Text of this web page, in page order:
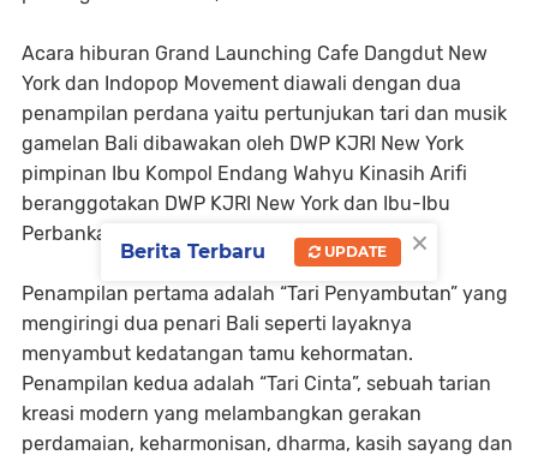
Acara hiburan Grand Launching Cafe Dangdut New
York dan Indopop Movement diawali dengan dua
penampilan perdana yaitu pertunjukan tari dan musik
gamelan Bali dibawakan oleh DWP KJRI New York
pimpinan Ibu Kompol Endang Wahyu Kinasih Arifi
beranggotakan DWP KJRI New York dan Ibu-Ibu
Perbankan.
Penampilan pertama adalah “Tari Penyambutan” yang
mengiringi dua penari Bali seperti layaknya
menyambut kedatangan tamu kehormatan.
Penampilan kedua adalah “Tari Cinta”, sebuah tarian
kreasi modern yang melambangkan gerakan
perdamaian, keharmonisan, dharma, kasih sayang dan
×
Berita Terbaru UPDATE